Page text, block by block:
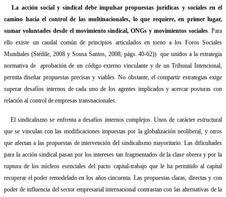
La acción social y sindical debe impulsar propuestas jurídicas y sociales en el
camino hacia el control de las multinacionales, lo que requiere, en primer lugar,
sumar voluntades desde el movimiento sindical, ONGs y movimientos sociales. Para
ello existe un caudal común de principios articulados en torno a los Foros Sociales
Mundiales (Stédile, 2008 y Sousa Santos, 2008, págs. 40-62)) que unidos a la estrategia
normativa de
aprobación de un código externo vinculante y de un Tribunal Intencional,
permita diseñar propuestas precisas y viables. No obstante, el compartir estrategias exige
superar desafíos internos de cada uno de los agentes implicados y acercar posturas con
relación al control de empresas transnacionales.
El sindicalismo se enfrenta a desafíos internos complejos. Unos de carácter estructural
que se vinculan con las modificaciones impuestas por la globalización neoliberal, y otros
que afectan a las propuestas de intervención del sindicalismo mayoritario. Las dificultades
para la acción sindical pasan por los intereses tan fragmentados de la clase obrera y por la
ruptura de los núcleos esenciales del pacto capital-trabajo que le ha permitido al capital
recuperar el poder remodelado en los años cincuenta. Las propuestas claras, directas y con
poder de influencia del sector empresarial internacional contrastan con las alternativas de la